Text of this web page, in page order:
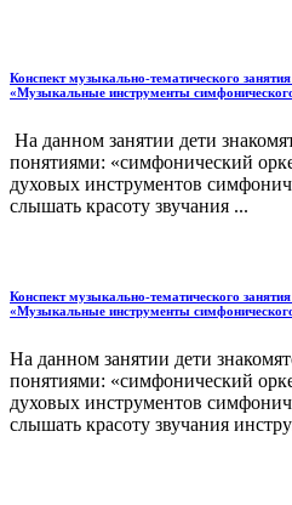
Конспект музыкально-тематического
«Музыкальные инструменты
На данном занятии дети
понятиями: «симфонический
духовых инструментов
слышать красоту звучания ...
Конспект музыкально-тематического
«Музыкальные инструменты
На данном занятии дети
понятиями: «симфонический
духовых инструментов
слышать красоту звучания